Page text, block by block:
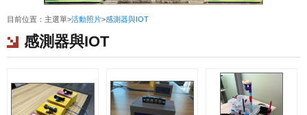
目前位置： 主選單>活動照片>感測器與IOT
感測器與IOT